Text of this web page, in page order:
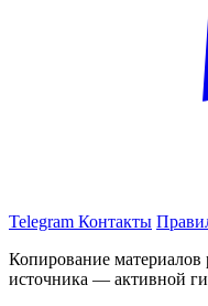
Telegram Контакты
Копирование материалов
источника — активной